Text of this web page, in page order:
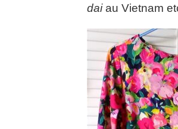
daiau Vietnam